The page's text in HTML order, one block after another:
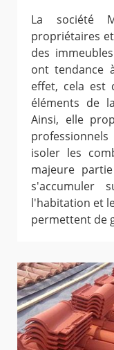
La société
propriétaires
des
ont tendance
effet, cela est
éléments de
Ainsi, elle
isoler les
majeure
s'accumuler
l'habitation et
permettent de